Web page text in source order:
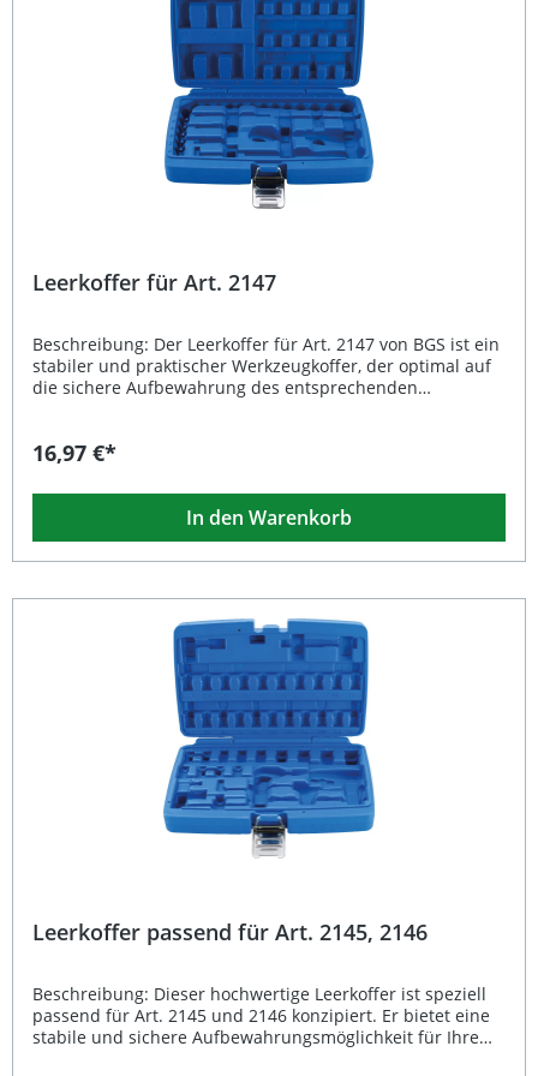
Leerkoffer für Art. 2147
Beschreibung: Der Leerkoffer für Art. 2147 von BGS ist ein
stabiler und praktischer Werkzeugkoffer, der optimal auf
die sichere Aufbewahrung des entsprechenden
Ihr Werkzeug ordentlich zu verstauen und einfach zu
den Inhalt zuverlässig vor Staub, Schmutz und
Beschädigungen, sodass Sie jederzeit alles griffbereit und
geschützt aufbewahren können. Leichter, stabiler Koffer
für Werkzeugsätze Robuste Konstruktion mit
Einfacher Transport und sichere Lagerung Hochwertige
Verarbeitung von BGS Lieferumfang: 1 × Leerkoffer für Art.
16,97 €*
In den Warenkorb
Leerkoffer passend für Art. 2145, 2146
Beschreibung: Dieser hochwertige Leerkoffer ist speziell
passend für Art. 2145 und 2146 konzipiert. Er bietet eine
stabile und sichere Aufbewahrungsmöglichkeit für Ihre